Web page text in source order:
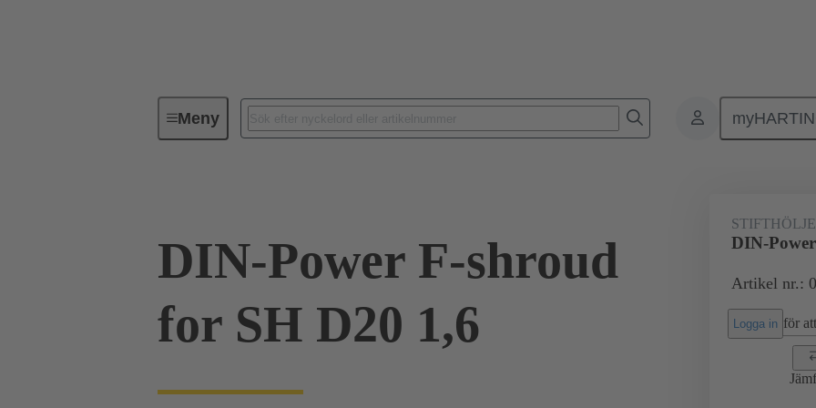
MenyFörbindningsteknik Produkter Förbindning
DIN-Power F-shroud
for SH D20 1,6
STIFTHÖLJE
DIN-
Artikel nr.:
Logga in för